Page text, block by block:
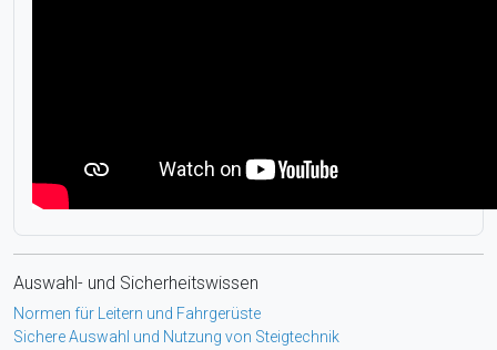
Auswahl- und Sicherheitswissen
Normen für Leitern und Fahrgerüste
Sichere Auswahl und Nutzung von Steigtechnik